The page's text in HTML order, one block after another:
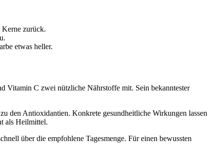
Kerne zurück.
etwas heller.
Vitamin C zwei nützliche Nährstoffe mit. Sein bekanntester
den Antioxidantien. Konkrete gesundheitliche Wirkungen lassen
als Heilmittel.
über die empfohlene Tagesmenge. Für einen bewussten